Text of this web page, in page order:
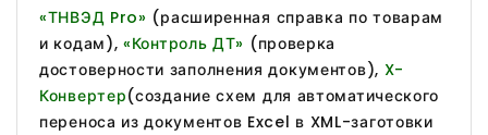
«ТНВЭД Pro» (расширенная справка по товарам
и кодам), «Контроль ДТ» (проверка
достоверности заполнения документов), X-
Конвертер(создание схем для автоматического
переноса из документов Excel в XML-заготовки